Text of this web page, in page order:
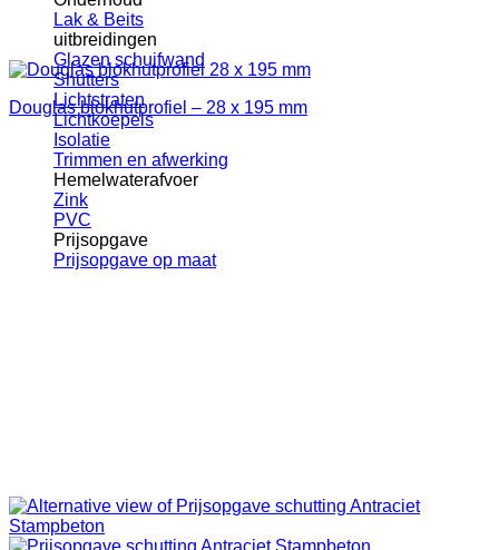
Lak & Beits
uitbreidingen
Glazen schuifwand
Shutters
Lichtstraten
Lichtkoepels
Isolatie
Trimmen en afwerking
Hemelwaterafvoer
Zink
PVC
Prijsopgave
Prijsopgave op maat
Douglas blokhutprofiel – 28 x 195 mm